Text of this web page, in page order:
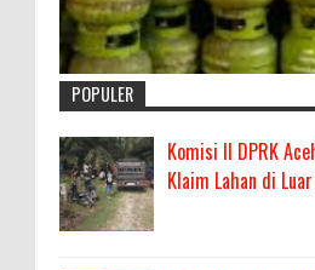
POPULER
Komisi II DPRK
Klaim Lahan di